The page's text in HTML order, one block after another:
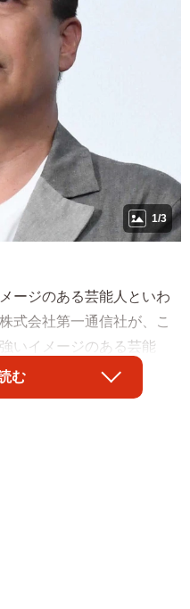
1/3
ージのある芸能人といわ
式会社第一通信社が、こ
いイメージのある芸能
たのは「藤原竜也」さんで
、こちらも「藤原竜也」さ
む